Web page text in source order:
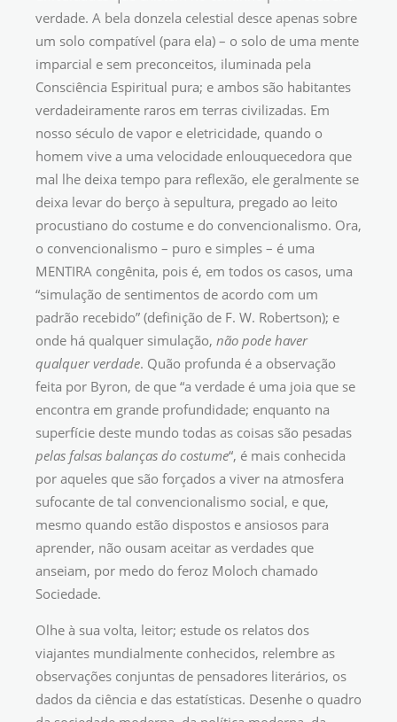
verdade. A bela donzela celestial desce apenas sobre
um solo compatível (para ela) – o solo de uma mente
imparcial e sem preconceitos, iluminada pela
Consciência Espiritual pura; e ambos são habitantes
verdadeiramente raros em terras civilizadas. Em
nosso século de vapor e eletricidade, quando o
homem vive a uma velocidade enlouquecedora que
mal lhe deixa tempo para reflexão, ele geralmente se
deixa levar do berço à sepultura, pregado ao leito
procustiano do costume e do convencionalismo. Ora,
o convencionalismo – puro e simples – é uma
MENTIRA congênita, pois é, em todos os casos, uma
“simulação de sentimentos de acordo com um
padrão recebido” (definição de F. W. Robertson); e
onde há qualquer simulação, não pode haver
qualquer verdade. Quão profunda é a observação
feita por Byron, de que “a verdade é uma joia que se
encontra em grande profundidade; enquanto na
superfície deste mundo todas as coisas são pesadas
pelas falsas balanças do costume“, é mais conhecida
por aqueles que são forçados a viver na atmosfera
sufocante de tal convencionalismo social, e que,
mesmo quando estão dispostos e ansiosos para
aprender, não ousam aceitar as verdades que
anseiam, por medo do feroz Moloch chamado
Sociedade.
Olhe à sua volta, leitor; estude os relatos dos
viajantes mundialmente conhecidos, relembre as
observações conjuntas de pensadores literários, os
dados da ciência e das estatísticas. Desenhe o quadro